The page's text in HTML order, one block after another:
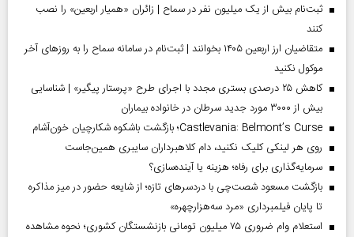
ثبت‌نام بیش از یک میلیون نفر در سماح | زائران «همیار اربعین» را نصب
کنند
متقاضیان ارز اربعین ۱۴۰۵ بخوانند | ثبت‌نام در سامانه سماح را به روز‌های آخر
موکول نکنید
کاهش ۲۵ درصدی بستری مجدد با اجرای طرح «پرستار پیگیر» | شناسایی
بیش از ۳۰۰۰ مورد جدید سرطان در خانواده بیماران
Castlevania: Belmont’s Curse؛ بازگشت باشکوه شکارچیان خون‌آشام
روی هر لینکی کلیک نکنید، دام کلاهبرداران سایبری همین‌جاست
سرمایه‌گذاری برای رفاه؛ هزینه یا آینده‌سازی؟
بازگشت مسعود شصت‌چی با دردسر‌های تازه؛ از شایعه حضور در میز مذاکره
تا پایان فیلمبرداری «مرد سه‌هزارچهره»
استعلام وام ضروری ۷۵ میلیون تومانی بازنشستگان کشوری؛ نحوه مشاهده